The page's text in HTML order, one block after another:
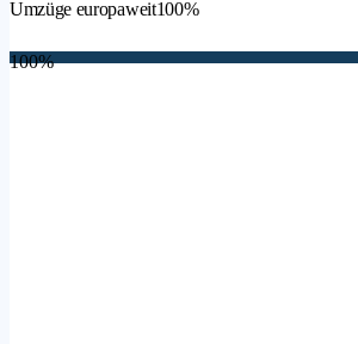
Umzüge europaweit100%
100%